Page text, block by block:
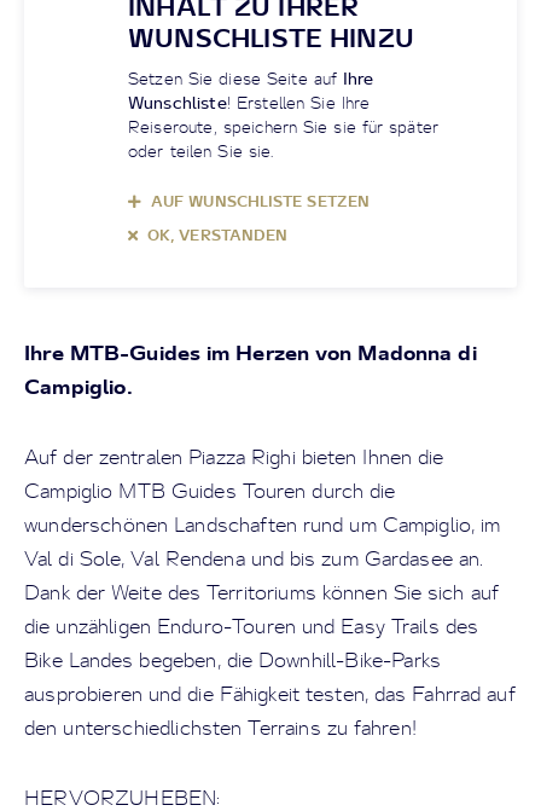
INHALT ZU IHRER
WUNSCHLISTE HINZU
Setzen Sie diese Seite auf Ihre
Wunschliste! Erstellen Sie Ihre
Reiseroute, speichern Sie sie für später
oder teilen Sie sie.
AUF WUNSCHLISTE SETZEN
OK, VERSTANDEN
Ihre MTB-Guides im Herzen von Madonna di
Campiglio.
Auf der zentralen Piazza Righi bieten Ihnen die
Campiglio MTB Guides Touren durch die
wunderschönen Landschaften rund um Campiglio, im
Val di Sole, Val Rendena und bis zum Gardasee an.
Dank der Weite des Territoriums können Sie sich auf
die unzähligen Enduro-Touren und Easy Trails des
Bike Landes begeben, die Downhill-Bike-Parks
ausprobieren und die Fähigkeit testen, das Fahrrad auf
den unterschiedlichsten Terrains zu fahren!
HERVORZUHEBEN: